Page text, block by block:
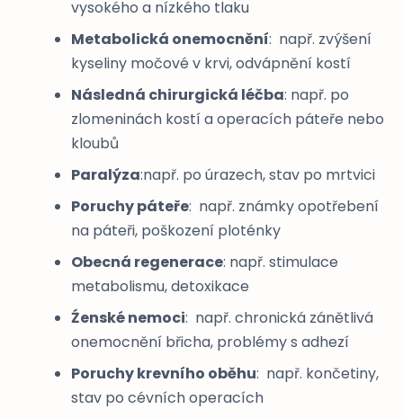
vysokého a nízkého tlaku
Metabolická onemocnění: např. zvýšení
kyseliny močové v krvi, odvápnění kostí
Následná chirurgická léčba: např. po
zlomeninách kostí a operacích páteře nebo
kloubů
Paralýza:např. po úrazech, stav po mrtvici
Poruchy páteře: např. známky opotřebení
na páteři, poškození ploténky
Obecná regenerace: např. stimulace
metabolismu, detoxikace
Źenské nemoci: např. chronická zánětlivá
onemocnění břicha, problémy s adhezí
Poruchy krevního oběhu: např. končetiny,
stav po cévních operacích